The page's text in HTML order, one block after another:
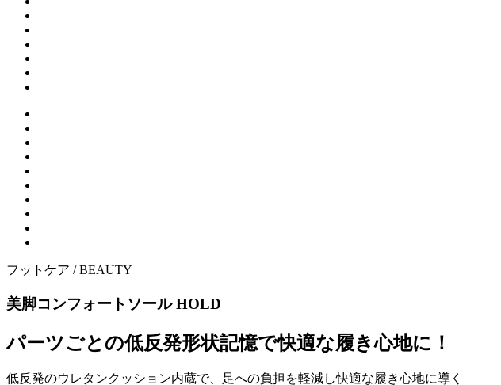
フットケア /BEAUTY
美脚コンフォートソール HOLD
パーツごとの低反発形状記憶で快適な履き心地に！
低反発のウレタンクッション内蔵で、足への負担を軽減し快適な履き心地に導く